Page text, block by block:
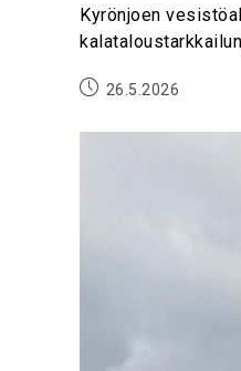
Kyrönjoen
26.5.2026